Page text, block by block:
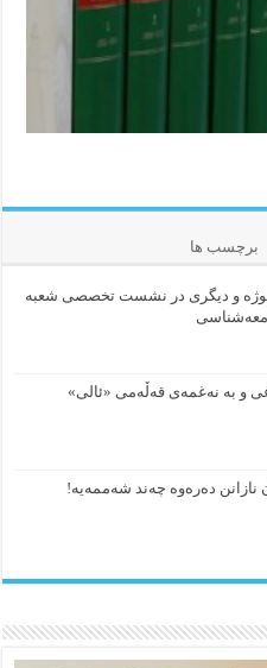
برچسب ها
و دیگری در نشست تخصصی شعبه
و به نەغمەی قەڵەمی «ئالی»
نازانن دەرەوە چەند شەممەیە!